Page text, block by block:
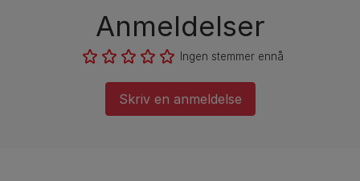
Anmeldelser
Ingen stemmer ennå
Skriv en anmeldelse